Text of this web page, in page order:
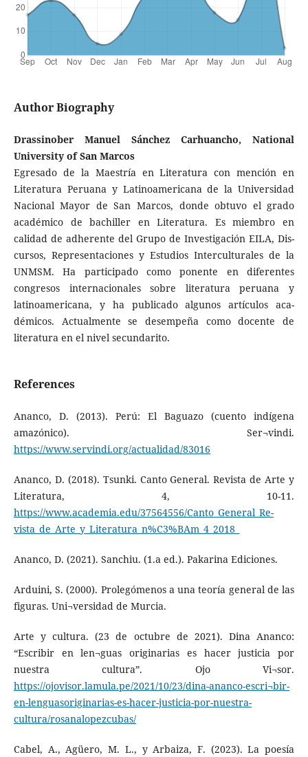
Author Biography
Drassinober Manuel Sánchez Carhuancho, National
University of San Marcos
Egresado de la Maestría en Literatura con mención en
Literatura Peruana y Latinoamericana de la Universidad
Nacional Mayor de San Marcos, donde obtuvo el grado
académico de bachiller en Literatura. Es miembro en
calidad de adherente del Grupo de Investigación EILA, Dis­
cursos, Representaciones y Estudios Interculturales de la
UNMSM. Ha participado como ponente en diferentes
congresos internacionales sobre literatura peruana y
latinoamericana, y ha publicado algunos artículos aca­
démicos. Actualmente se desempeña como docente de
literatura en el nivel secundarito.
References
Ananco, D. (2013). Perú: El Baguazo (cuento indígena
amazónico). Ser¬vindi.
https://www.servindi.org/actualidad/83016
Ananco, D. (2018). Tsunki. Canto General. Revista de Arte y
Literatura, 4, 10-11.
https://www.academia.edu/37564556/Canto_General_Re-
vista_de_Arte_y_Literatura_n%C3%BAm_4_2018_
Ananco, D. (2021). Sanchiu. (1.a ed.). Pakarina Ediciones.
Arduini, S. (2000). Prolegómenos a una teoría general de las
figuras. Uni¬versidad de Murcia.
Arte y cultura. (23 de octubre de 2021). Dina Ananco:
“Escribir en len¬guas originarias es hacer justicia por
nuestra cultura”. Ojo Vi¬sor.
https://ojovisor.lamula.pe/2021/10/23/dina-ananco-escri¬bir-
en-lenguasoriginarias-es-hacer-justicia-por-nuestra-
cultura/rosanalopezcubas/
Cabel, A., Agüero, M. L., y Arbaiza, F. (2023). La poesía